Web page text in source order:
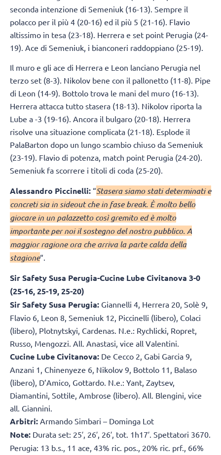
seconda intenzione di Semeniuk (16-13). Sempre il
polacco per il più 4 (20-16) ed il più 5 (21-16). Flavio
altissimo in tesa (23-18). Herrera e set point Perugia (24-
19). Ace di Semeniuk, i bianconeri raddoppiano (25-19).
Il muro e gli ace di Herrera e Leon lanciano Perugia nel
terzo set (8-3). Nikolov bene con il pallonetto (11-8). Pipe
di Leon (14-9). Bottolo trova le mani del muro (16-13).
Herrera attacca tutto stasera (18-13). Nikolov riporta la
Lube a -3 (19-16). Ancora il bulgaro (20-18). Herrera
risolve una situazione complicata (21-18). Esplode il
PalaBarton dopo un lungo scambio chiuso da Semeniuk
(23-19). Flavio di potenza, match point Perugia (24-20).
Semeniuk fa scorrere i titoli di coda (25-20).
Alessandro Piccinelli: “Stasera siamo stati determinati e
concreti sia in sideout che in fase break. È molto bello
giocare in un palazzetto così gremito ed è molto
importante per noi il sostegno del nostro pubblico. A
maggior ragione ora che arriva la parte calda della
stagione“.
Sir Safety Susa Perugia-Cucine Lube Civitanova 3-0
(25-16, 25-19, 25-20)
Sir Safety Susa Perugia: Giannelli 4, Herrera 20, Solè 9,
Flavio 6, Leon 8, Semeniuk 12, Piccinelli (libero), Colaci
(libero), Plotnytskyi, Cardenas. N.e.: Rychlicki, Ropret,
Russo, Mengozzi. All. Anastasi, vice all Valentini.
Cucine Lube Civitanova: De Cecco 2, Gabi Garcia 9,
Anzani 1, Chinenyeze 6, Nikolov 9, Bottolo 11, Balaso
(libero), D’Amico, Gottardo. N.e.: Yant, Zaytsev,
Diamantini, Sottile, Ambrose (libero). All. Blengini, vice
all. Giannini.
Arbitri: Armando Simbari – Dominga Lot
Note: Durata set: 25′, 26′, 26′, tot. 1h17′. Spettatori 3670.
Perugia: 13 b.s., 11 ace, 43% ric. pos., 20% ric. prf., 66%